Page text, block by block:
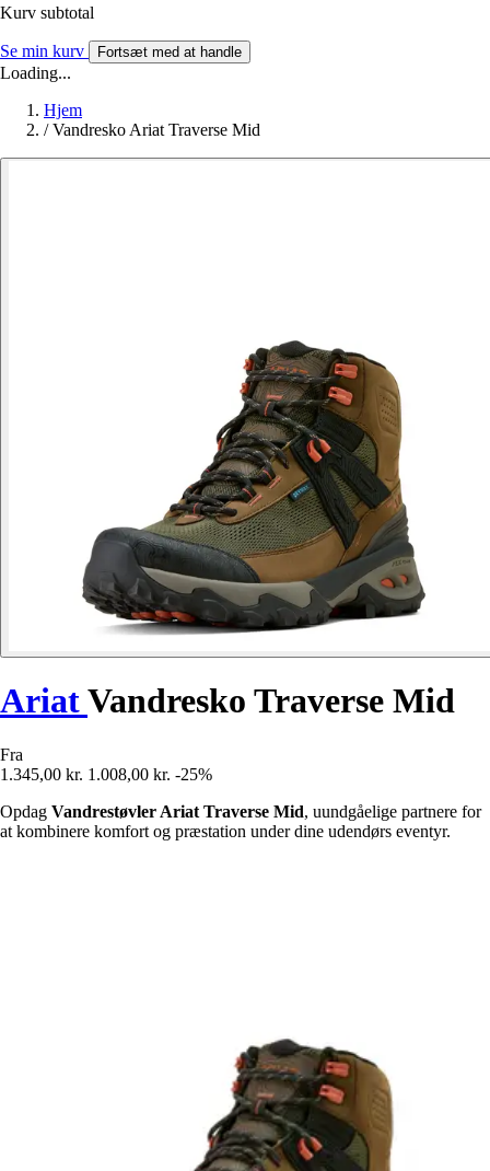
Kurv subtotal
Se min kurv Fortsæt med at handle
Loading...
Hjem
/ Vandresko Ariat Traverse Mid
AriatVandresko Traverse Mid
Fra
1.345,00 kr. 1.008,00 kr. -25%
Opdag Vandrestøvler Ariat Traverse Mid, uundgåelige partnere for
at kombinere komfort og præstation under dine udendørs eventyr.